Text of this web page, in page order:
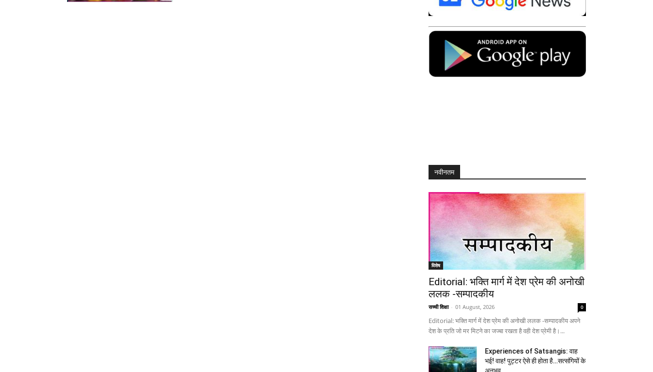
नवीनतम
विशेष
Editorial: भक्ति मार्ग में देश प्रेम की अनोखी
ललक -सम्पादकीय
सच्ची शिक्षा - 01 August, 2026 0
Editorial: भक्ति मार्ग में देश प्रेम की अनोखी ललक -सम्पादकीय अपने
देश के प्रति जो मर मिटने का जज्बा रखता है वही देश प्रेमी है।...
Experiences of Satsangis: वाह
भई! वाह! पुट्टर ऐसे ही होता है…सत्संगियों के